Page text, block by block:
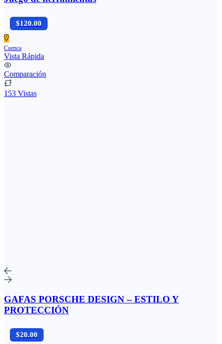
$120.00
Cuenca
Vista Rápida
Comparación
153 Vistas
GAFAS PORSCHE DESIGN – ESTILO Y
PROTECCIÓN
$20.00